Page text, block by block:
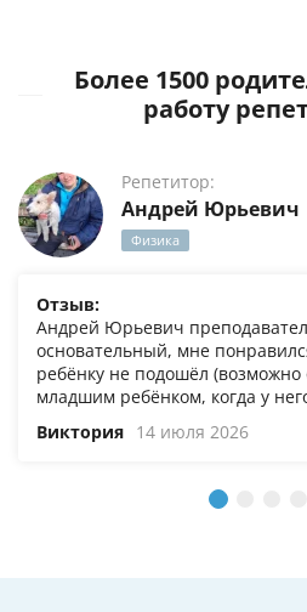
Более 1500
работу
Репетитор:
Андрей Юрьевич
Физика
Отзыв:
Андрей Юрьевич
основательный, мне
ребёнку не подошёл (возможно
младшим ребёнком, когда у
Виктория 14 июля 2026